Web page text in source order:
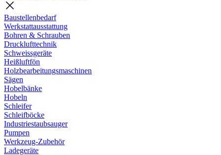
Baustellenbedarf
Werkstattausstattung
Bohren & Schrauben
Drucklufttechnik
Schweissgeräte
Heißluftfön
Holzbearbeitungsmaschinen
Sägen
Hobelbänke
Hobeln
Schleifer
Schleifböcke
Industriestaubsauger
Pumpen
Werkzeug-Zubehör
Ladegeräte